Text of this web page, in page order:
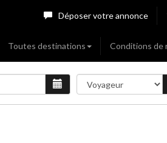
Déposer votre annonce
Toutes destinations Conditions de